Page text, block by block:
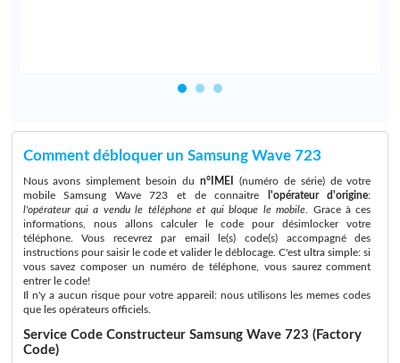
Comment débloquer un Samsung Wave 723
Nous avons simplement besoin du n°IMEI
(numéro de série) de votre
mobile Samsung Wave 723 et de connaitre
l'opérateur d'origine:
l'opérateur qui a vendu le téléphone et qui bloque le mobile . Grace à ces
informations, nous allons calculer le code pour désimlocker votre
téléphone. Vous recevrez par email le(s) code(s) accompagné des
instructions pour saisir le code et valider le déblocage. C'est ultra simple: si
vous savez composer un numéro de téléphone, vous saurez comment
entrer le code!
Il n'y a aucun risque pour votre appareil: nous utilisons les memes codes
que les opérateurs officiels.
Service Code Constructeur Samsung Wave 723 (Factory
Code)